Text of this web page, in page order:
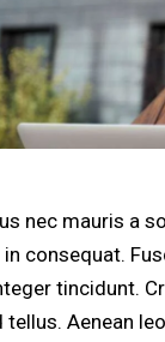
nec mauris a
consequat.
tincidunt.
Aenean